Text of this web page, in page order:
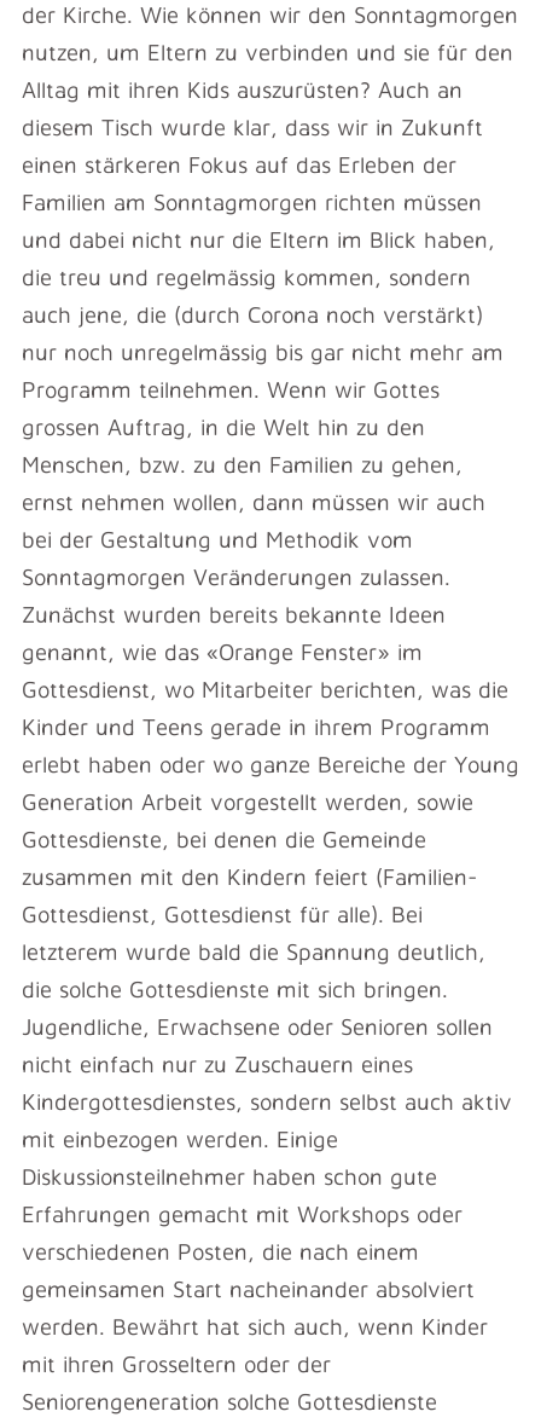
der Kirche. Wie können wir den Sonntagmorgen
nutzen, um Eltern zu verbinden und sie für den
Alltag mit ihren Kids auszurüsten? Auch an
diesem Tisch wurde klar, dass wir in Zukunft
einen stärkeren Fokus auf das Erleben der
Familien am Sonntagmorgen richten müssen
und dabei nicht nur die Eltern im Blick haben,
die treu und regelmässig kommen, sondern
auch jene, die (durch Corona noch verstärkt)
nur noch unregelmässig bis gar nicht mehr am
Programm teilnehmen. Wenn wir Gottes
grossen Auftrag, in die Welt hin zu den
Menschen, bzw. zu den Familien zu gehen,
ernst nehmen wollen, dann müssen wir auch
bei der Gestaltung und Methodik vom
Sonntagmorgen Veränderungen zulassen.
Zunächst wurden bereits bekannte Ideen
genannt, wie das «Orange Fenster» im
Gottesdienst, wo Mitarbeiter berichten, was die
Kinder und Teens gerade in ihrem Programm
erlebt haben oder wo ganze Bereiche der Young
Generation Arbeit vorgestellt werden, sowie
Gottesdienste, bei denen die Gemeinde
zusammen mit den Kindern feiert (Familien-
Gottesdienst, Gottesdienst für alle). Bei
letzterem wurde bald die Spannung deutlich,
die solche Gottesdienste mit sich bringen.
Jugendliche, Erwachsene oder Senioren sollen
nicht einfach nur zu Zuschauern eines
Kindergottesdienstes, sondern selbst auch aktiv
mit einbezogen werden. Einige
Diskussionsteilnehmer haben schon gute
Erfahrungen gemacht mit Workshops oder
verschiedenen Posten, die nach einem
gemeinsamen Start nacheinander absolviert
werden. Bewährt hat sich auch, wenn Kinder
mit ihren Grosseltern oder der
Seniorengeneration solche Gottesdienste